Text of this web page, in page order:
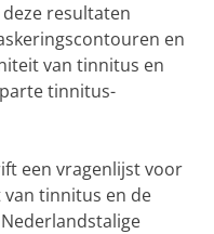
resultaten
en
van tinnitus en
tinnitus-
een vragenlijst voor
tinnitus en de